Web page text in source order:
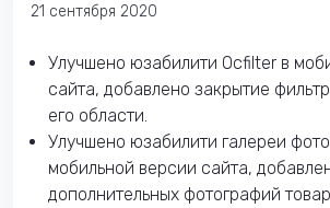
21 сентября 2020
Улучшено юзабилити Ocfilter в
сайта, добавлено закрытие
его области.
Улучшено юзабилити галереи
мобильной версии сайта,
дополнительных фотографий